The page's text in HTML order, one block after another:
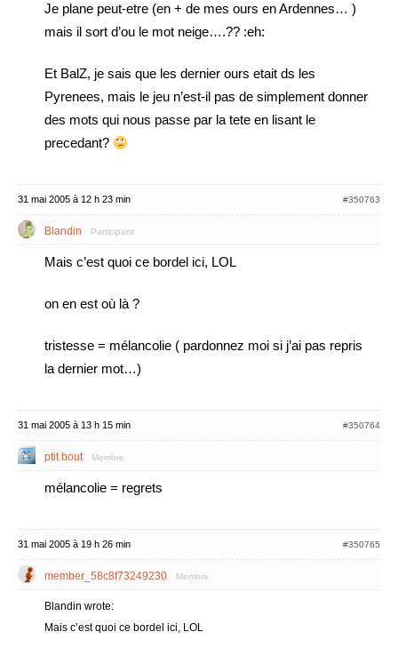
Je plane peut-etre (en + de mes ours en Ardennes… )
mais il sort d’ou le mot neige….?? :eh:
Et BalZ, je sais que les dernier ours etait ds les
Pyrenees, mais le jeu n’est-il pas de simplement donner
des mots qui nous passe par la tete en lisant le
precedant?
31 mai 2005 à 12 h 23 min #350763
Blandin Participant
Mais c’est quoi ce bordel ici, LOL
on en est où là ?
tristesse = mélancolie ( pardonnez moi si j’ai pas repris
la dernier mot…)
31 mai 2005 à 13 h 15 min #350764
ptit bout Membre
mélancolie = regrets
31 mai 2005 à 19 h 26 min #350765
member_58c8f73249230 Membre
Blandin wrote:
Mais c’est quoi ce bordel ici, LOL